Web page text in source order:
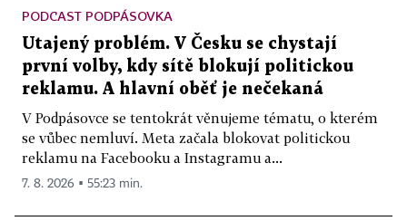
PODCAST PODPÁSOVKA
Utajený problém. V Česku se chystají
první volby, kdy sítě blokují politickou
reklamu. A hlavní oběť je nečekaná
V Podpásovce se tentokrát věnujeme tématu, o kterém
se vůbec nemluví. Meta začala blokovat politickou
reklamu na Facebooku a Instagramu a...
7. 8. 2026 ▪ 55:23 min.